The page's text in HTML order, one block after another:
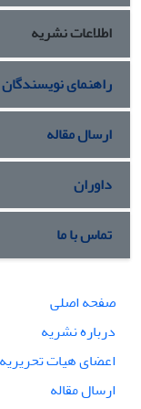
دهه اخیر،
را برای ظهور این
اطلاعات نشریه
راهنمای نویسندگان
ارسال مقاله
داوران
تماس با ما
صفحه اصلی
درباره نشریه
اعضای هیات تحریریه
ارسال مقاله